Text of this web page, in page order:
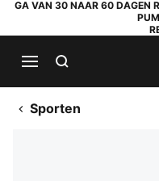
GA VAN 30 NAAR 60 DAGEN
Sporten